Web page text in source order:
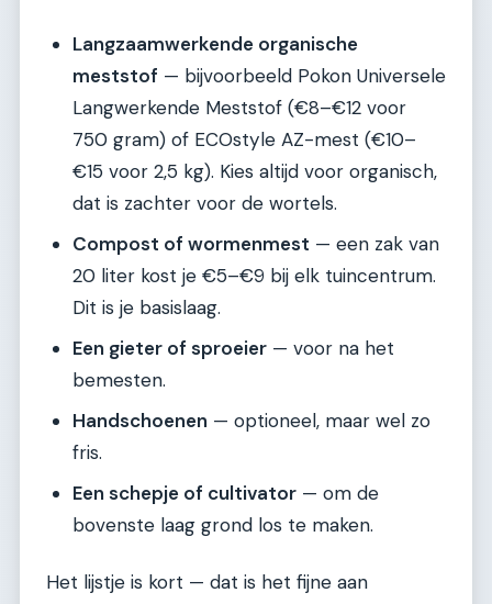
Langzaamwerkende organische
meststof — bijvoorbeeld Pokon Universele
Langwerkende Meststof (€8–€12 voor
750 gram) of ECOstyle AZ-mest (€10–
€15 voor 2,5 kg). Kies altijd voor organisch,
dat is zachter voor de wortels.
Compost of wormenmest — een zak van
20 liter kost je €5–€9 bij elk tuincentrum.
Dit is je basislaag.
Een gieter of sproeier — voor na het
bemesten.
Handschoenen — optioneel, maar wel zo
fris.
Een schepje of cultivator — om de
bovenste laag grond los te maken.
Het lijstje is kort — dat is het fijne aan